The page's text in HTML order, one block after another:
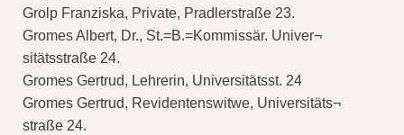
Grolp Franziska, Private, Pradlerstraße 23.
Gromes Albert, Dr., St.=B.=Kommissär. Univer¬
sitätsstraße 24.
Gromes Gertrud, Lehrerin, Universitätsst. 24
Gromes Gertrud, Revidentenswitwe, Universitäts¬
straße 24.